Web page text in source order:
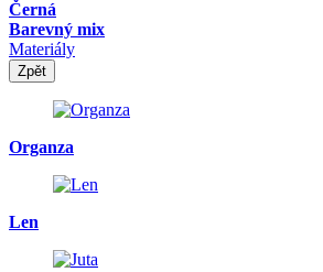
Černá
Barevný mix
Materiály
Zpět
Organza
Len